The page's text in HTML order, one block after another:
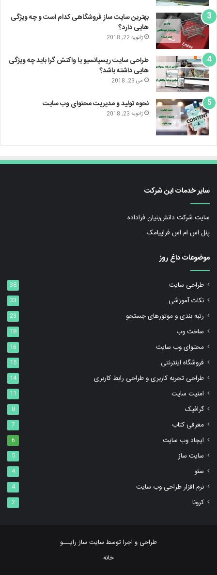
بهترین سایت ساز فروشگاهی کدام است و چه ویژگی
هایی دارد؟
ژانویه 22, 2018
طراحی سایت ریسپانسیو یا واکنش گرا باید چه ویژگی
هایی داشته باشد؟
می 23, 2018
نحوه تولید و مدیریت محتوای وب سایت
ژانویه 23, 2018
سایر خدمات این شرکت
سایت شرکت دانش‌بنیان فراداده
پنل اس ام اس فراپیامک
موضوعات داغ روز
طراحی سایت 38
نکات آموزشی 33
رتبه بندی و موتورهای جستجو 23
ساخت وب 18
محتوای وب سایت 16
فروشگاه اینترنتی 15
طراحی تجربه کاربری و طراحی رابط کاربری 14
امنیت سایت 11
گرافیک 8
معرفی کتاب 7
ایجاد وب سایت 6
سایت ساز 5
سئو 4
نرم افزار طراحی وب سایت 4
کرونا 2
طراحی و اجرا توسط ‌سایت ساز رایـــو
خانه